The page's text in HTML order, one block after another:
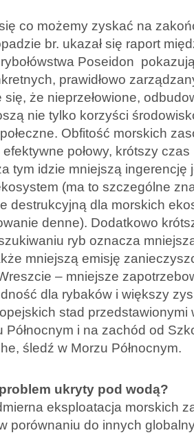
co możemy zyskać na
br. ukazał się raport
Poseidon
prawidłowo
się, że nieprzełowione,
nie tylko korzyści
Obfitość morskich
połowy, krótszy
tym idzie mniejszą ingerencję
(ma to szczególne
destrukcyjną dla morskich
denne). Dodatkowo
ryb oznacza
mniejszą emisję
– mniejsze
dla rybaków i większy
stad przedstawionymi
Północnym i na zachód od
śledź w Morzu Północnym.
ukryty pod wodą?
eksploatacja morskich
porównaniu do innych